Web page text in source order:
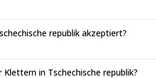
republik akzeptiert?
in Tschechische republik?